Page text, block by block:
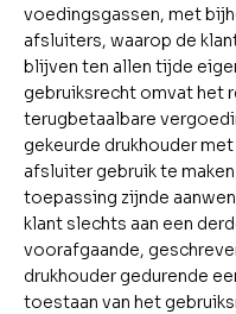
voedingsgassen, met
afsluiters, waarop de
blijven ten allen tijde
gebruiksrecht omvat het
terugbetaalbare
gekeurde drukhouder
afsluiter gebruik te
toepassing zijnde
klant slechts aan een
voorafgaande,
drukhouder gedurende
toestaan van het